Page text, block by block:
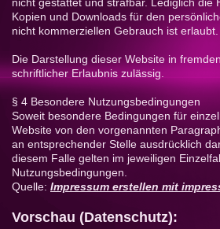
Kopien und Downloads für den
nicht kommerziellen Gebrauch ist erlaubt.
Die Darstellung dieser Website in
schriftlicher Erlaubnis zulässig.
§ 4 Besondere Nutzungsbedingungen
Soweit besondere Bedingungen für
Website von den vorgenannten
an entsprechender Stelle ausdrücklich
diesem Falle gelten im jeweiligen
Nutzungsbedingungen.
Quelle: Impressum erstellen mit
Vorschau (Datenschutz):